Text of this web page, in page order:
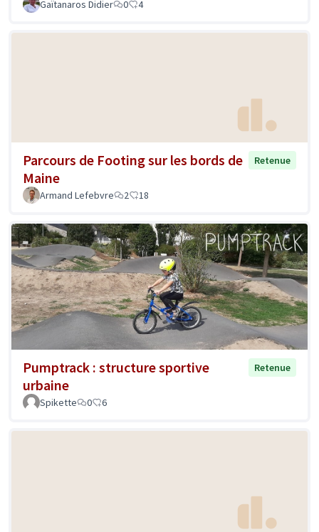
Gaïtanaros Didier 0 4
Parcours de Footing sur les bords de
Maine
Retenue
Armand Lefebvre 2 18
Pumptrack : structure sportive
urbaine
Retenue
Spikette 0 6